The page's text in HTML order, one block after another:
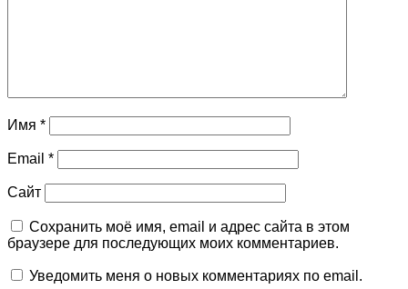
Имя *
Email *
Сайт
Сохранить моё имя, email и адрес сайта в этом
браузере для последующих моих комментариев.
Уведомить меня о новых комментариях по email.